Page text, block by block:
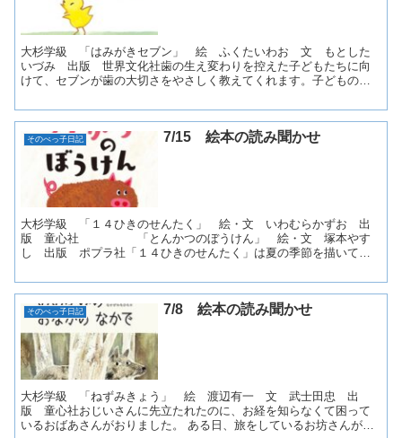
大杉学級 「はみがきセブン」 絵 ふくたいわお 文 もとした
いづみ 出版 世界文化社歯の生え変わりを控えた子どもたちに向
けて、セブンが歯の大切さをやさしく教えてくれます。子どもの頃
そのべっ子日記 7/15 絵本の読み聞かせ
大杉学級 「１４ひきのせんたく」 絵・文 いわむらかずお 出
版 童心社 「とんかつのぼうけん」 絵・文 塚本やす
し 出版 ポプラ社「１４ひきのせんたく」は夏の季節を描いてい
そのべっ子日記 7/8 絵本の読み聞かせ
大杉学級 「ねずみきょう」 絵 渡辺有一 文 武士田忠 出
版 童心社おじいさんに先立たれたのに、お経を知らなくて困って
いるおばあさんがおりました。 ある日、旅をしているお坊さんが、